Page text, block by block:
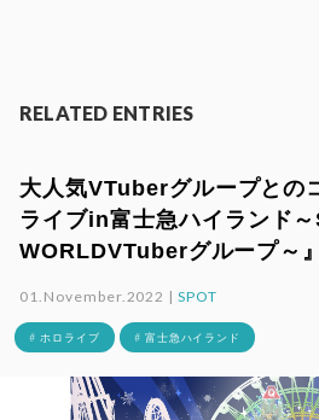
RELATED ENTRIES
大人気VTuberグループとの
ライブin富士急ハイランド～
WORLDVTuberグループ～
01.November.2022 |SPOT
# ホロライブ # 富士急ハイランド